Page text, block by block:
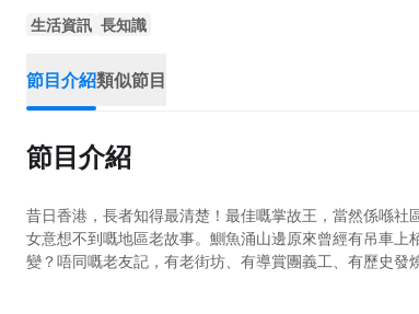
生活資訊 長知識
節目介紹類似節目
節目介紹
昔日香港，長者知得最清楚！最佳嘅掌故王，當然係喺
女意想不到嘅地區老故事。鰂魚涌山邊原來曾經有吊車
變？唔同嘅老友記，有老街坊、有導賞團義工、有歷史發